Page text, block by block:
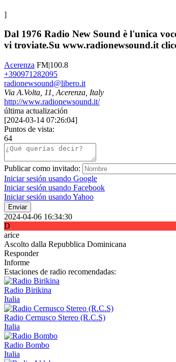
]
Dal 1976 Radio New Sound è l'unica
vi troviate.Su www.radionewsound.it
Acerenza FM|100.8
+390971282095
radionewsound@libero.it
Via A.Volta, 11, Acerenza, Italy
http://www.radionewsound.it/
última actualización
[2024-03-14 07:26:04]
Puntos de vista:
64
Publicar como invitado:
Iniciar sesión usando Google
Iniciar sesión usando Facebook
Iniciar sesión usando Yahoo
Enviar
2024-04-06 16:34:30
D
arice
Ascolto dalla Repubblica Dominicana
Responder
Informe
Estaciones de radio recomendadas:
Radio Birikina
Italia
Radio Cernusco Stereo (R.C.S)
Italia
Radio Bombo
Italia